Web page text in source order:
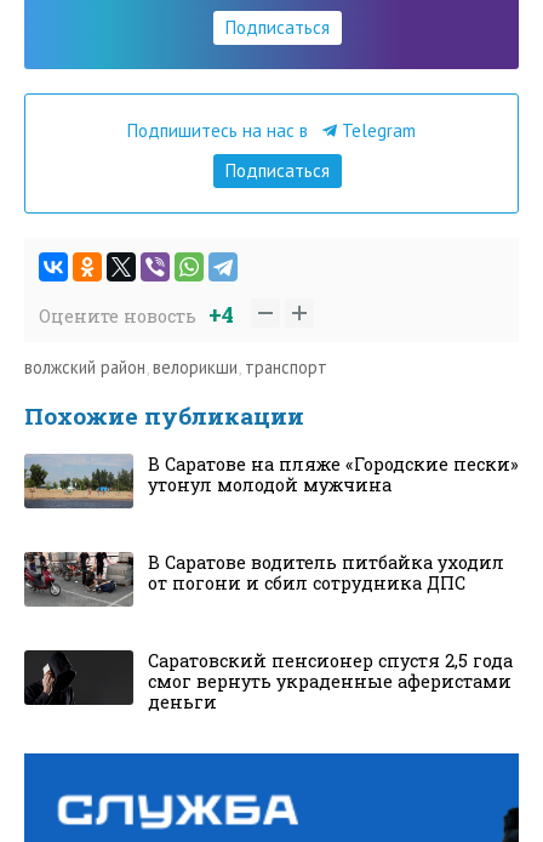
Подписаться
Подпишитесь на нас в
Telegram
Подписаться
Оцените новость +4
волжский район,велорикши, транспорт
Похожие публикации
В Саратове на пляже «Городские пески»
утонул молодой мужчина
В Саратове водитель питбайка уходил
от погони и сбил сотрудника ДПС
Саратовский пенсионер спустя 2,5 года
смог вернуть украденные аферистами
деньги